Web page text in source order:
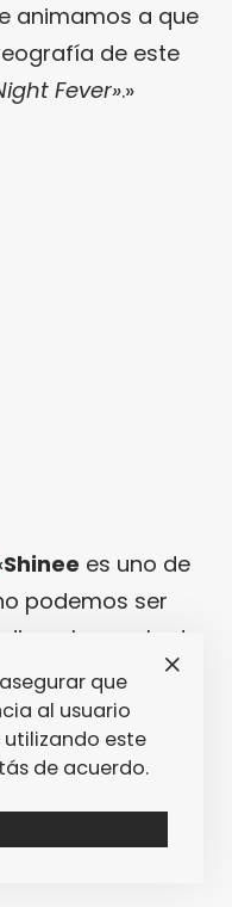
animamos a que
de este
Fever».»
Shinee es uno de
podemos ser
algo malo de
temas, y
que
al usuario
utilizando este
de acuerdo.